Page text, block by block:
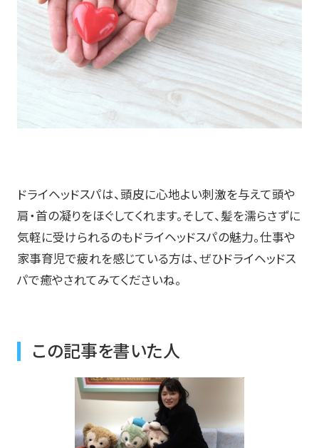
ドライヘッドスパは、頭皮に心地よい刺激を与えて頭や
肩・首の凝りをほぐしてくれます。そして、髪を濡らさずに
気軽に受けられるのもドライヘッドスパの魅力。仕事や
家事育児で疲れを感じている方は、ぜひドライヘッドス
パで癒やされてみてくださいね。
この記事を書いた人